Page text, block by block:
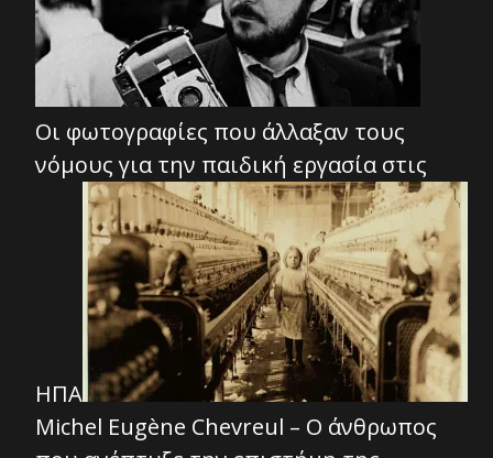
Οι φωτογραφίες που άλλαξαν τους
νόμους για την παιδική εργασία στις
ΗΠΑ
Michel Eugène Chevreul – Ο άνθρωπος